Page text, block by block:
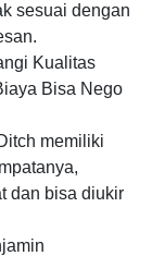
sesuai dengan
Kualitas
Bisa Nego
memiliki
dan bisa diukir